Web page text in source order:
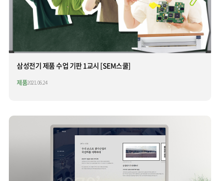
삼성전기 제품 수업 기판 1교시 [SEM스쿨]
제품2021.06.24